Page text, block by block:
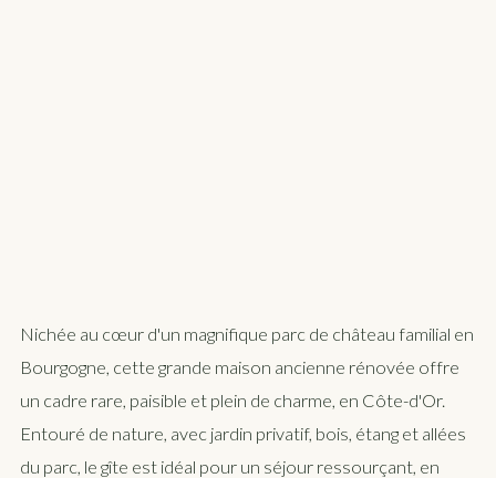
Nichée au cœur d'un magnifique parc de château familial en
Bourgogne, cette grande maison ancienne rénovée offre
un cadre rare, paisible et plein de charme, en Côte-d'Or.
Entouré de nature, avec jardin privatif, bois, étang et allées
du parc, le gîte est idéal pour un séjour ressourçant, en